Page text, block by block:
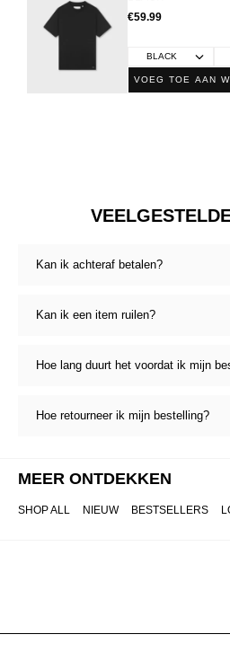
€59.99
VOEG TOE AAN
Kan ik achteraf betalen?
Kan ik een item ruilen?
Hoe lang duurt het voordat ik mijn
Hoe retourneer ik mijn bestelling?
MEER ONTDEKKEN
SHOP ALL NIEUW BESTSELLERS